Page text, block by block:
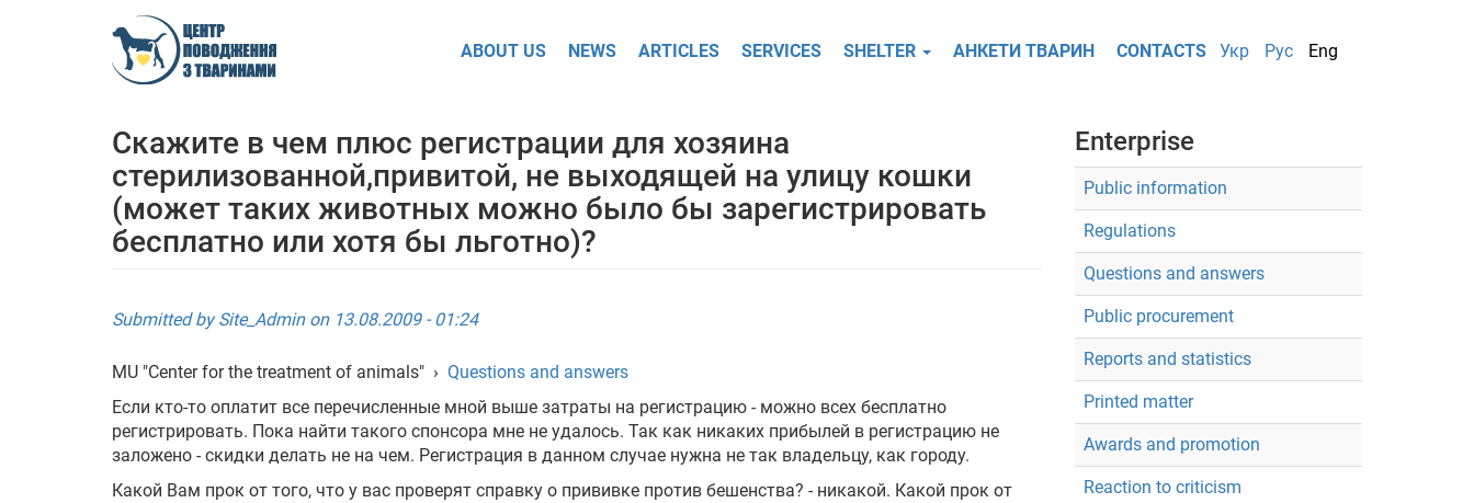
ABOUT US NEWS ARTICLES SERVICES SHELTER АНКЕТИ ТВАРИН CONTACTS Укр Рус Eng
Скажите в чем плюс регистрации для хозяина
стерилизованной,привитой, не выходящей на улицу кошки
(может таких животных можно было бы зарегистрировать
бесплатно или хотя бы льготно)?
Submitted bySite_Adminon 13.08.2009 - 01:24
MU "Center for the treatment of animals" › Questions and answers
Если кто-то оплатит все перечисленные мной выше затраты на регистрацию - можно всех бесплатно
регистрировать. Пока найти такого спонсора мне не удалось. Так как никаких прибылей в регистрацию не
заложено - скидки делать не на чем. Регистрация в данном случае нужна не так владельцу, как городу.
Какой Вам прок от того, что у вас проверят справку о прививке против бешенства? - никакой. Какой прок от
Enterprise
Public information
Regulations
Questions and answers
Public procurement
Reports and statistics
Printed matter
Awards and promotion
Reaction to criticism